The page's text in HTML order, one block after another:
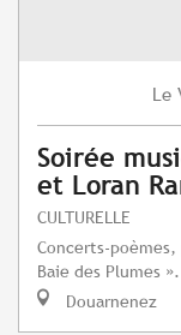
Le
Soirée
et Loran
CULTURELLE
Concerts-
Baie des Plumes ».
Douarnenez